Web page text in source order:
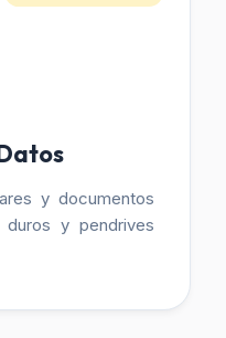
y documentos
y pendrives